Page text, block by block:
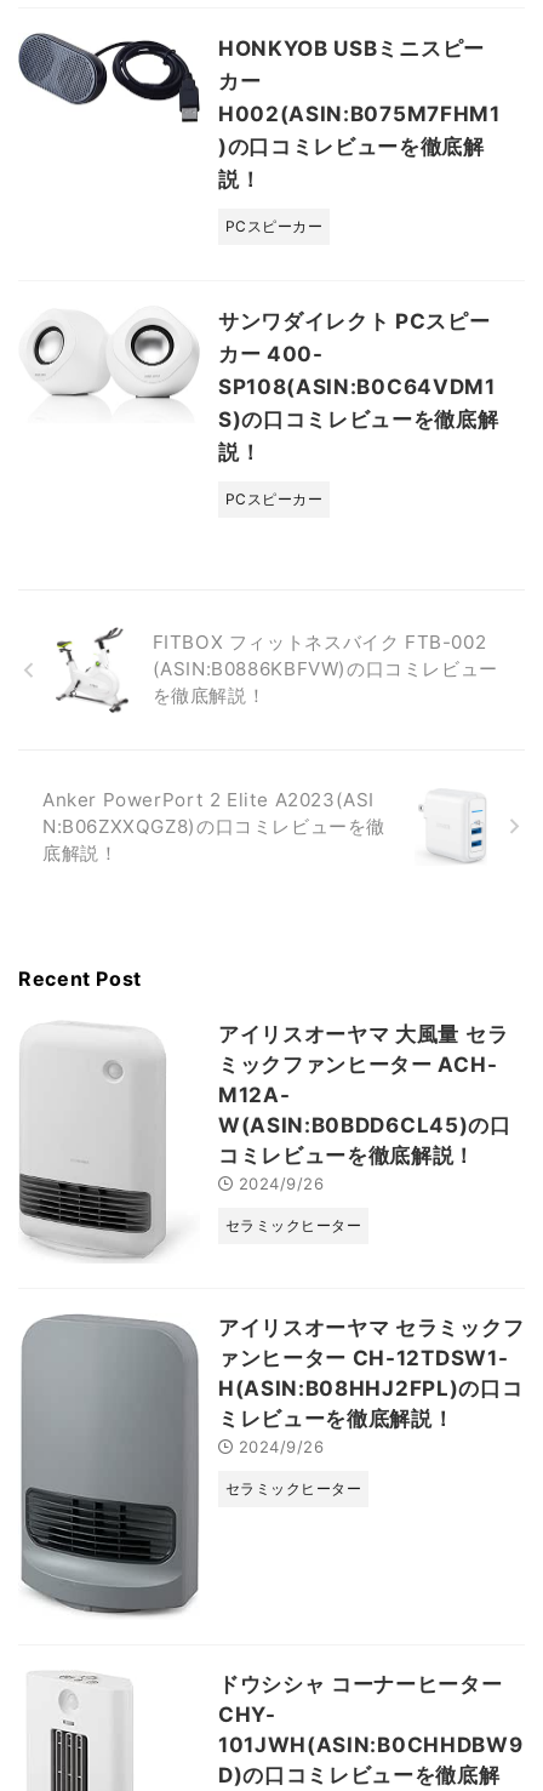
HONKYOB USBミニスピー
カー
H002(ASIN:B075M7FHM1
)の口コミレビューを徹底解
説！
PCスピーカー
サンワダイレクト PCスピー
カー 400-
SP108(ASIN:B0C64VDM1
S)の口コミレビューを徹底解
説！
PCスピーカー
FITBOX フィットネスバイク FTB-002
(ASIN:B0886KBFVW)の口コミレビュー
を徹底解説！
Anker PowerPort 2 Elite A2023(ASI
N:B06ZXXQGZ8)の口コミレビューを徹
底解説！
Recent Post
アイリスオーヤマ 大風量 セラ
ミックファンヒーター ACH-
M12A-
W(ASIN:B0BDD6CL45)の口
コミレビューを徹底解説！
2024/9/26
セラミックヒーター
アイリスオーヤマ セラミックフ
ァンヒーター CH-12TDSW1-
H(ASIN:B08HHJ2FPL)の口コ
ミレビューを徹底解説！
2024/9/26
セラミックヒーター
ドウシシャ コーナーヒーター
CHY-
101JWH(ASIN:B0CHHDBW9
D)の口コミレビューを徹底解